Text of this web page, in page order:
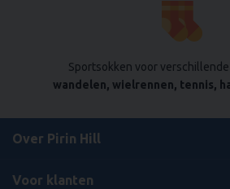
Sportsokken voor
wandelen, wielrennen, tennis,
Over Pirin Hill
Voor klanten